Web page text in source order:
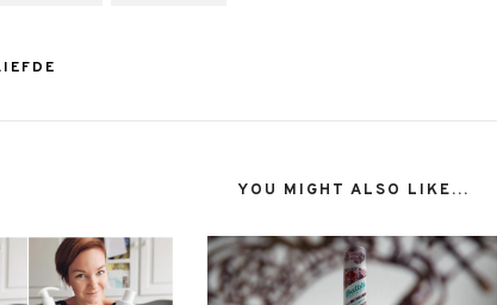
YOU MIGHT ALSO LIKE...